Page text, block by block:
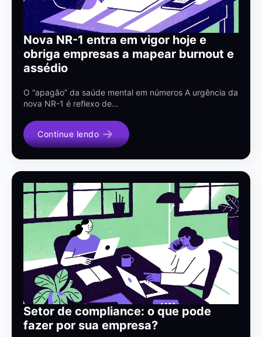
Nova NR-1 entra em vigor hoje e
obriga empresas a mapear burnout e
assédio
O “apagão” da saúde mental em números A urgência da
nova NR-1 é reflexo de…
Continue lendo
Setor de compliance: o que pode
fazer por sua empresa?